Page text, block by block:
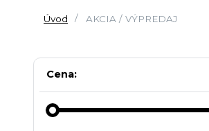
Úvod AKCIA / VÝPREDAJ
Cena: